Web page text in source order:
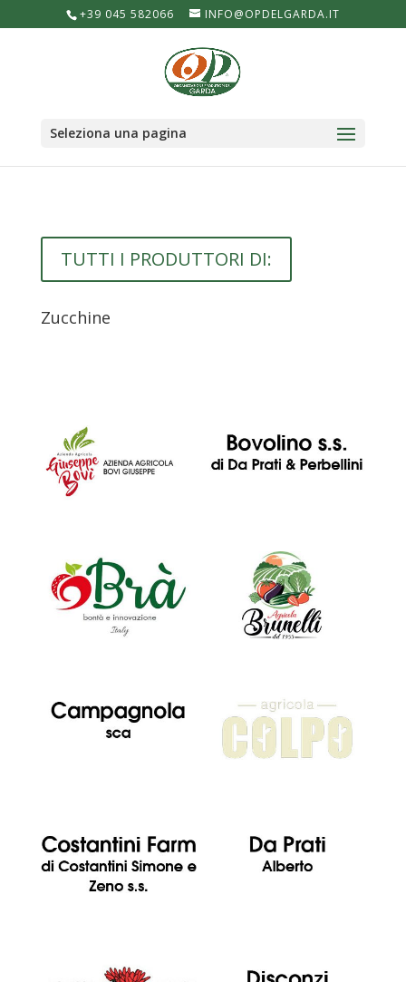
+39 045 582066 INFO@OPDELGARDA.IT
Seleziona una pagina
TUTTI I PRODUTTORI DI:
Zucchine